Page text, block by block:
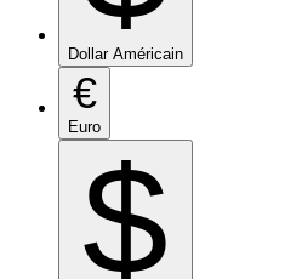
Dollar Américain
€
Euro
$